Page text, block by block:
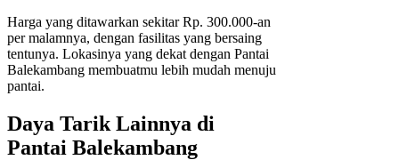
Harga yang ditawarkan sekitar Rp. 300.000-an
per malamnya, dengan fasilitas yang bersaing
tentunya. Lokasinya yang dekat dengan Pantai
Balekambang membuatmu lebih mudah menuju
pantai.
Daya Tarik Lainnya di
Pantai Balekambang